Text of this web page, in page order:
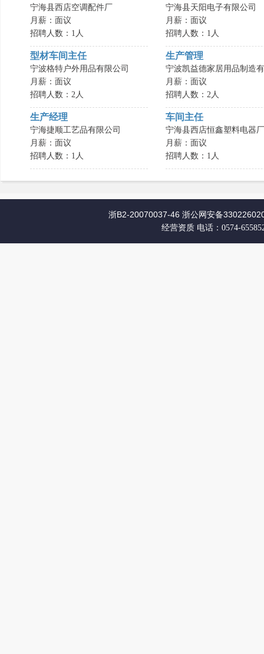
宁海县西店空调配件厂
月薪：面议
招聘人数：1人
宁海县天阳电子有限公司
月薪：面议
招聘人数：1人
型材车间主任
宁波格特户外用品有限公司
月薪：面议
招聘人数：2人
生产管理
宁波凯益德家居用品制造
月薪：面议
招聘人数：2人
生产经理
宁海捷顺工艺品有限公司
月薪：面议
招聘人数：1人
车间主任
宁海县西店恒鑫塑料电器厂
月薪：面议
招聘人数：1人
浙B2-20070037-46 浙公网安备
经营资质 电话：0574-